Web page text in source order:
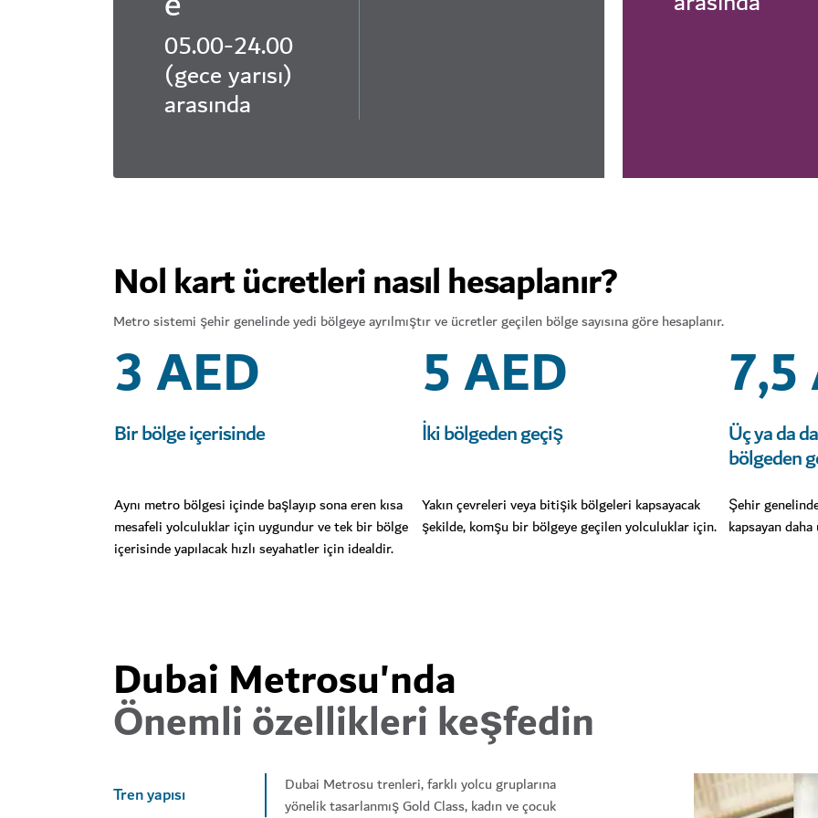
05.00-24.00
(gece yarısı)
arasında
Nol kart ücretleri nasıl hesaplanır?
Metro sistemi şehir genelinde yedi bölgeye ayrılmıştır ve ücretler geçilen bölge sayısına göre hesaplanır.
3 AED
Bir bölge içerisinde
Aynı metro bölgesi içinde başlayıp sona eren kısa
mesafeli yolculuklar için uygundur ve tek bir bölge
içerisinde yapılacak hızlı seyahatler için idealdir.
5 AED
İki bölgeden geçiş
Yakın çevreleri veya bitişik bölgeleri kapsayacak
şekilde, komşu bir bölgeye geçilen yolculuklar için.
Üç ya da
bölgeden
Şehir
kapsayan
Dubai Metrosu'nda
Önemli özellikleri keşfedin
Tren yapısı
Dubai Metrosu trenleri, farklı yolcu gruplarına
yönelik tasarlanmış Gold Class, kadın ve çocuk